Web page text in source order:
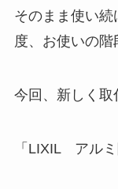
そのまま使い
度、お使いの階
今回、新しく取
「LIXIL アルミ